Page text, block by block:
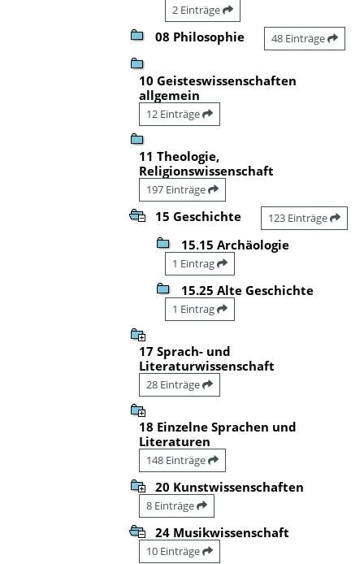
2 Einträge
08 Philosophie 48 Einträge
10 Geisteswissenschaften
allgemein
12 Einträge
11 Theologie,
Religionswissenschaft
197 Einträge
15 Geschichte 123 Einträge
15.15 Archäologie
1 Eintrag
15.25 Alte Geschichte
1 Eintrag
17 Sprach- und
Literaturwissenschaft
28 Einträge
18 Einzelne Sprachen und
Literaturen
148 Einträge
20 Kunstwissenschaften
8 Einträge
24 Musikwissenschaft
10 Einträge